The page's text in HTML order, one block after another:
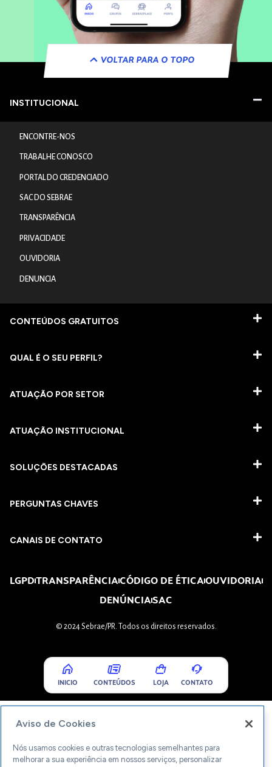
VOLTAR PARA O TOPO
INSTITUCIONAL
ENCONTRE-NOS
TRABALHE CONOSCO
PORTAL DO CREDENCIADO
SAC DO SEBRAE
TRANSPARÊNCIA
PRIVACIDADE
OUVIDORIA
DENUNCIA
CONTEÚDOS GRATUITOS
QUAL É O SEU PERFIL?
ATUAÇÃO POR SETOR
ATUAÇÃO INSTITUCIONAL
SOLUÇÕES DESTACADAS
PERGUNTAS CHAVES​
CANAIS DE CONTATO
LGPDTRANSPARÊNCIACÓDIGO DE ÉTICAOUVIDORIA
DENÚNCIASAC
© 2024 Sebrae/PR. Todos os direitos reservados.
INICIO CONTEÚDOS LOJA CONTATO
Aviso de Cookies
Nós usamos cookies e outras tecnologias semelhantes para
melhorar a sua experiência em nossos serviços, personalizar